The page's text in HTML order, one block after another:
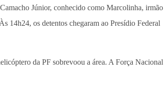
Júnior, conhecido como Marcolinha, irmão
14h24, os detentos chegaram ao Presídio Federal
da PF sobrevoou a área. A Força Nacional